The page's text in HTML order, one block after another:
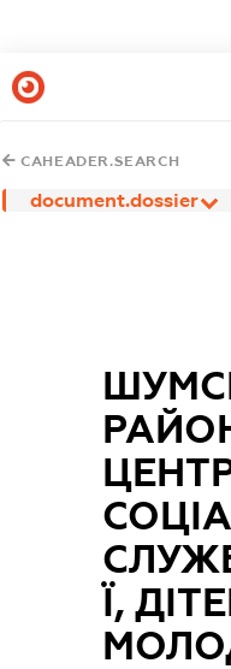
CAHEADER.SEARCH
document.dossier
Ї,